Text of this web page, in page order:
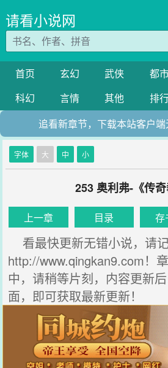
请看小说网
首页 玄幻 武侠 都
科幻
言情 其他 排
追看新章节，下载本站客户
字体 大 中 小
253 奥利弗-《传奇
上一章 目录 存
看最快更新无错小说，请
http://www.qingkan9.com！
中，请稍等片刻，内容更新
面，即可获取最新更新！